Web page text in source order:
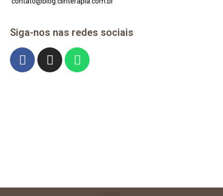
Siga-nos nas redes sociais